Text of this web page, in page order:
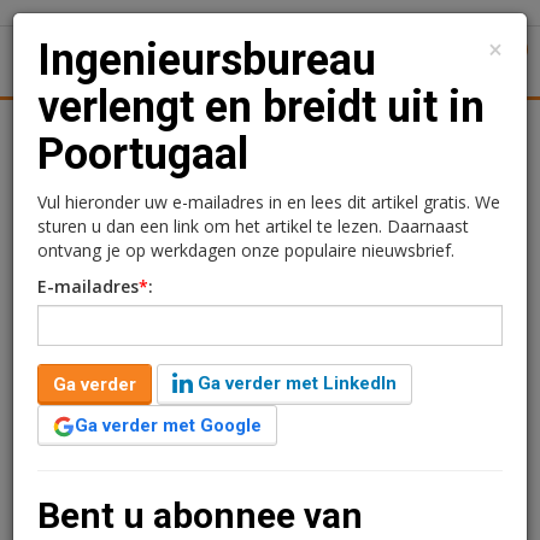
Juridisch | Fiscaal Transacties
Ingenieursbureau
verlengt en breidt uit in
Poortugaal
Redactie
24 april 2024 om 16:07
1 minuut leestijd
Fluor Consultants heeft de huurovereenkomst voor
met ongeveer 2.800 m2 het grootste gedeelte in het
×
Ingenieursbureau
verlengt en breidt uit in
Poortugaal
Vul hieronder uw e-mailadres in en lees dit artikel gratis. We
sturen u dan een link om het artikel te lezen. Daarnaast
ontvang je op werkdagen onze populaire nieuwsbrief.
E-mailadres*:
Ga verder
Ga verder met LinkedIn
Ga verder met Google
Bent u abonnee van